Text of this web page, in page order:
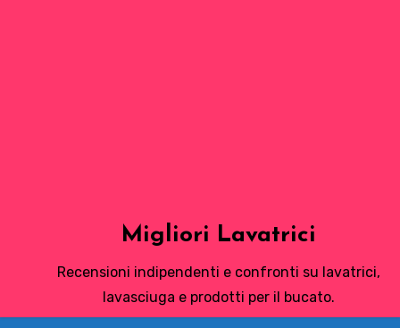
Migliori Lavatrici
Recensioni indipendenti e confronti su lavatrici,
lavasciuga e prodotti per il bucato.